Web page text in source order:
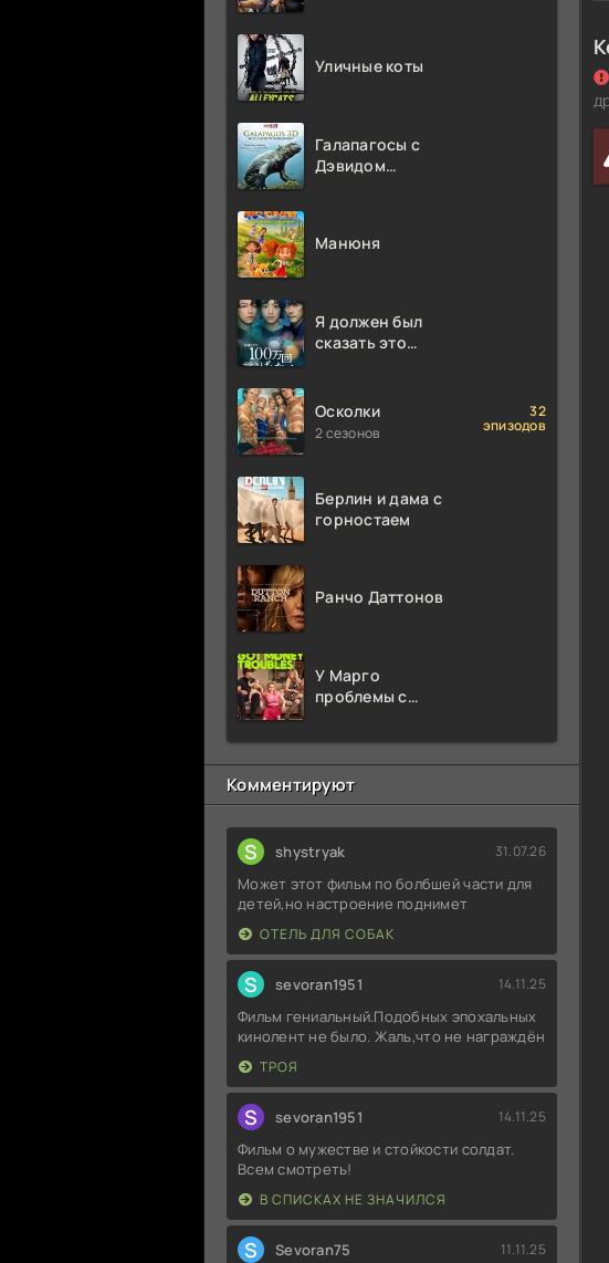
Уличные коты
Галапагосы с
Дэвидом
Манюня
Я должен был
сказать это
Осколки
2 сезонов
32
эпизодов
Берлин и дама с
горностаем
Ранчо Даттонов
У Марго
проблемы с
Комментируют
S shystryak 31.07.26
Может этот фильм по болбшей части для
детей,но настроение поднимет
ОТЕЛЬ ДЛЯ СОБАК
S sevoran1951 14.11.25
Фильм гениальный.Подобных эпохальных
кинолент не было. Жаль,что не награждён
ТРОЯ
S sevoran1951 14.11.25
Фильм о мужестве и стойкости солдат.
Всем смотреть!
В СПИСКАХ НЕ ЗНАЧИЛСЯ
S Sevoran75 11.11.25